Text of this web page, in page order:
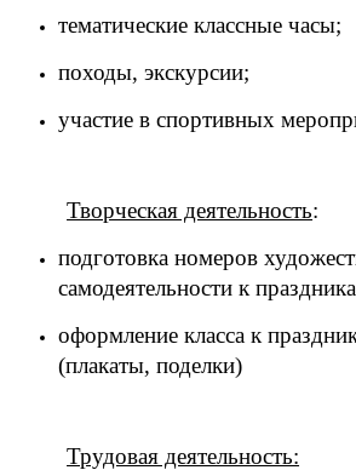
тематические классные часы;
походы, экскурсии;
участие в спортивных
Творческая деятельность:
подготовка номеров
самодеятельности к
оформление класса к
(плакаты, поделки)
Трудовая деятельность: